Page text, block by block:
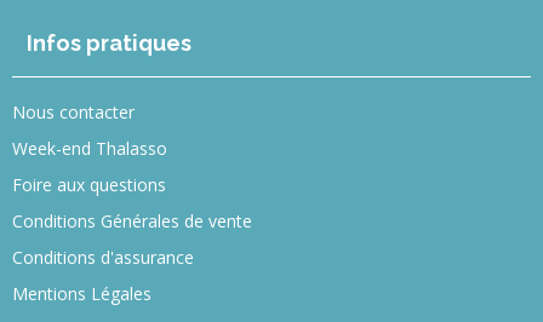
Infos pratiques
Nous contacter
Week-end Thalasso
Foire aux questions
Conditions Générales de vente
Conditions d'assurance
Mentions Légales